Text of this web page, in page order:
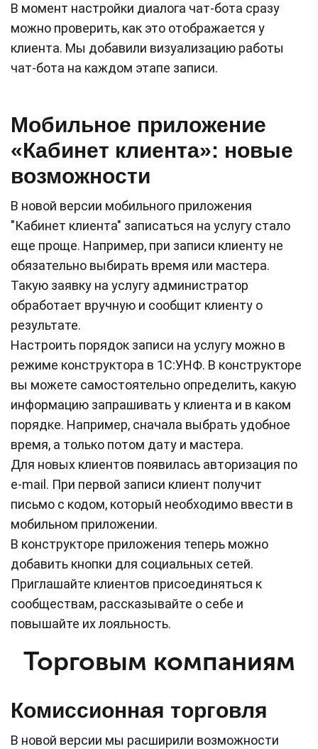
В момент настройки диалога чат-бота сразу
можно проверить, как это отображается у
клиента. Мы добавили визуализацию работы
чат-бота на каждом этапе записи.
Мобильное приложение
«Кабинет клиента»: новые
возможности
В новой версии мобильного приложения
"Кабинет клиента" записаться на услугу стало
еще проще. Например, при записи клиенту не
обязательно выбирать время или мастера.
Такую заявку на услугу администратор
обработает вручную и сообщит клиенту о
результате.
Настроить порядок записи на услугу можно в
режиме конструктора в 1С:УНФ. В конструкторе
вы можете самостоятельно определить, какую
информацию запрашивать у клиента и в каком
порядке. Например, сначала выбрать удобное
время, а только потом дату и мастера.
Для новых клиентов появилась авторизация по
e-mail. При первой записи клиент получит
письмо с кодом, который необходимо ввести в
мобильном приложении.
В конструкторе приложения теперь можно
добавить кнопки для социальных сетей.
Приглашайте клиентов присоединяться к
сообществам, рассказывайте о себе и
повышайте их лояльность.
Торговым компаниям
Комиссионная торговля
В новой версии мы расширили возможности